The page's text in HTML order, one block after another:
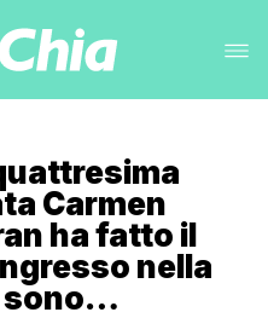
Carmen
ha fatto il
nella
sono…